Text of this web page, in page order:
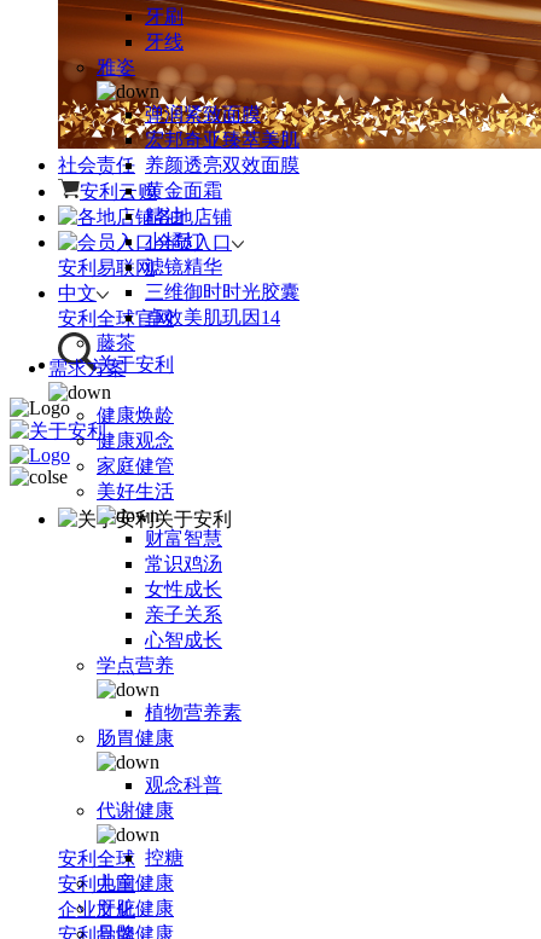
社会责任
安利云购
各地店铺
会员入口
安利易联网
中文
安利全球官网
关于安利
关于安利
安利全球
安利中国
企业文化
安利品牌
牙刷
牙线
雅姿
弹润紧致面膜
宏邦奇亚臻萃美肌
养颜透亮双效面膜
黄金面霜
精油
小橘灯
滤镜精华
三维御时时光胶囊
卓效美肌玑因14
藤茶
需求方案
健康焕龄
健康观念
家庭健管
美好生活
财富智慧
常识鸡汤
女性成长
亲子关系
心智成长
学点营养
植物营养素
肠胃健康
观念科普
代谢健康
控糖
儿童健康
肝脏健康
骨骼健康